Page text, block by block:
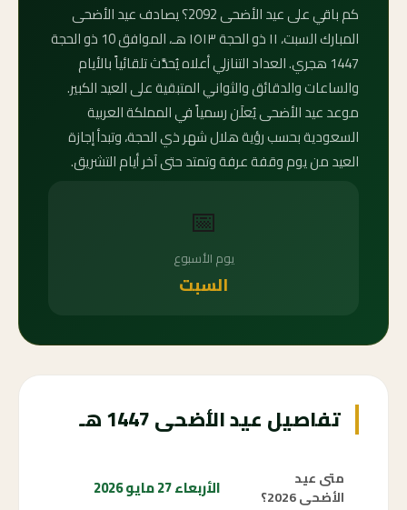
كم باقي على عيد الأضحى 2092؟ يصادف عيد الأضحى
المبارك السبت، ١١ ذو الحجة ١٥١٣ هـ، الموافق 10 ذو الحجة
1447 هجري. العداد التنازلي أعلاه يُحدَّث تلقائياً بالأيام
والساعات والدقائق والثواني المتبقية على العيد الكبير.
موعد عيد الأضحى يُعلَن رسمياً في المملكة العربية
السعودية بحسب رؤية هلال شهر ذي الحجة، وتبدأ إجازة
العيد من يوم وقفة عرفة وتمتد حتى آخر أيام التشريق.
📅
يوم الأسبوع
السبت
تفاصيل عيد الأضحى 1447 هـ
متى عيد
الأضحى 2026؟
الأربعاء 27 مايو 2026